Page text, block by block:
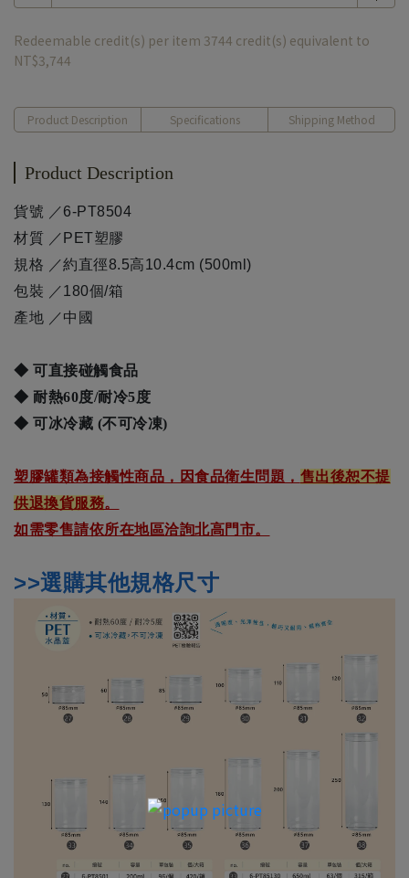
Redeemable credit(s) per item 3744 credit(s) equivalent to
NT$3,744
Product Description Specifications Shipping Method
Product Description
貨號 ／6-PT8504
材質 ／ PET塑膠
規格 ／約直徑8.5高10.4cm (500ml)
包裝 ／180個/箱
產地 ／中國
◆ 可直接碰觸食品
◆ 耐熱60度/耐冷5度
◆ 可冰冷藏 (不可冷凍)
塑膠罐類為接觸性商品，因食品衛生問題， 售出後恕不提
供退換貨服務。
如需零售請依所在地區洽詢北高門市。
>>選購其他規格尺寸